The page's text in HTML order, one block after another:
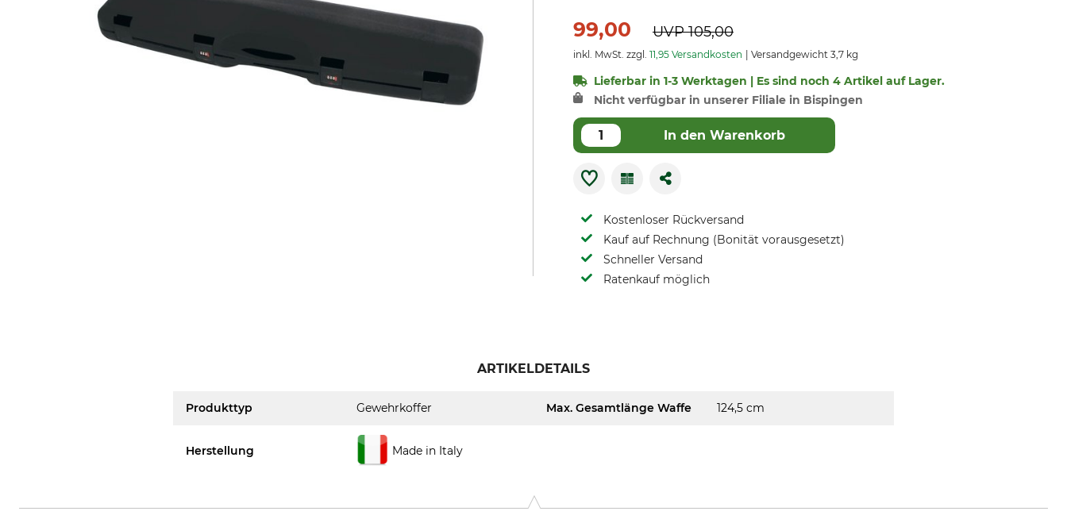
99,00 UVP105,00
inkl. MwSt. zzgl. 11,95 Versandkosten Versandgewicht 3,7 kg
Lieferbar in 1-3 Werktagen | Es sind noch 4 Artikel auf Lager.
Nicht verfügbar in unserer Filiale in Bispingen
In den Warenkorb
Kostenloser Rückversand
Kauf auf Rechnung (Bonität vorausgesetzt)
Schneller Versand
Ratenkauf möglich
ARTIKELDETAILS
Produkttyp Gewehrkoffer Max. Gesamtlänge Waffe 124,5 cm
Herstellung Made in Italy